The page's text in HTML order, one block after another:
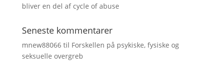
bliver en del af cycle of abuse
Seneste kommentarer
mnew88066til Forskellen på psykiske, fysiske og
seksuelle overgreb